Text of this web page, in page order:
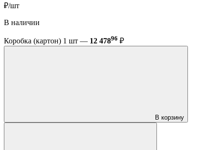
₽/шт
В наличии
Коробка (картон) 1 шт — 12 47896 ₽
В корзину